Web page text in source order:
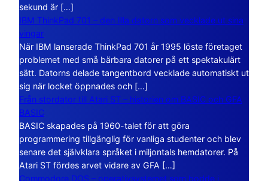
sekund är […]
IBM ThinkPad 701 – den lilla datorn som vecklade ut sina
vingar
När IBM lanserade ThinkPad 701 år 1995 löste företaget
problemet med små bärbara datorer på ett spektakulärt
sätt. Datorns delade tangentbord vecklade automatiskt ut
sig när locket öppnades och […]
Från stordator till Atari ST – historien om BASIC och GFA
BASIC
BASIC skapades på 1960-talet för att göra
programmering tillgänglig för vanliga studenter och blev
senare det självklara språket i miljontals hemdatorer. På
Atari ST fördes arvet vidare av GFA […]
Commodore DOS – operativsystemet som bodde i